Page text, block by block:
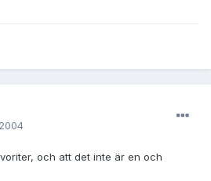
och att det inte är en och